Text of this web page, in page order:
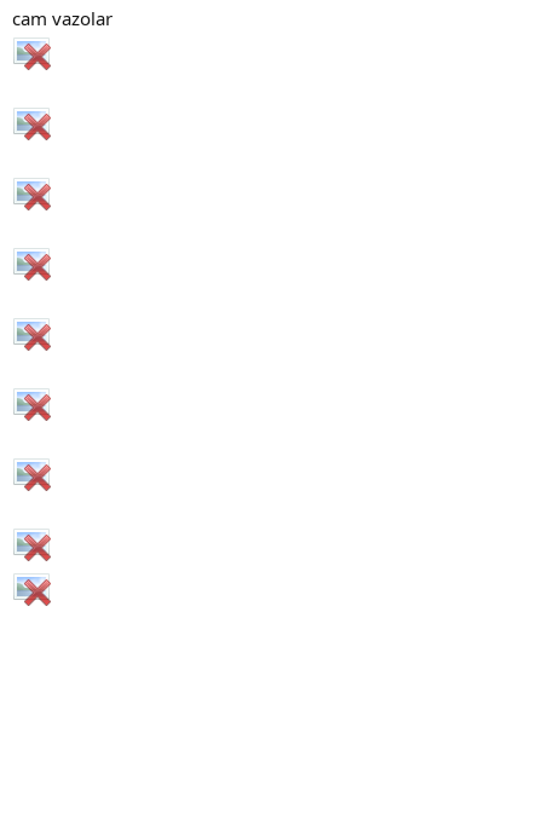
l
a
t
n
cam vazolar